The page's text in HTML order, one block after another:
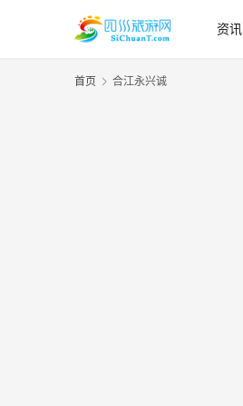
资讯
首页 合江永兴诚